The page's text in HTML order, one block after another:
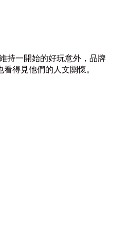
持一開始的好玩意外，品牌
得見他們的人文關懷。